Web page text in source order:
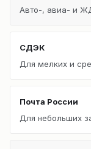
Авто-, авиа- и
СДЭК
Для мелких и
Почта России
Для небольших